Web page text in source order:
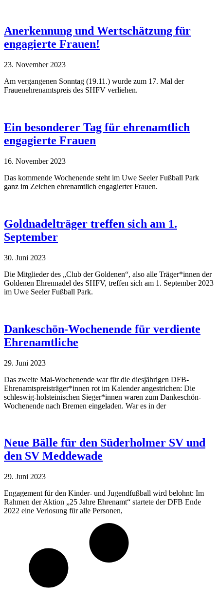
Anerkennung und Wertschätzung für
engagierte Frauen!
23. November 2023
Am vergangenen Sonntag (19.11.) wurde zum 17. Mal der
Frauenehrenamtspreis des SHFV verliehen.
Ein besonderer Tag für ehrenamtlich
engagierte Frauen
16. November 2023
Das kommende Wochenende steht im Uwe Seeler Fußball Park
ganz im Zeichen ehrenamtlich engagierter Frauen.
Goldnadelträger treffen sich am 1.
September
30. Juni 2023
Die Mitglieder des „Club der Goldenen“, also alle Träger*innen der
Goldenen Ehrennadel des SHFV, treffen sich am 1. September 2023
im Uwe Seeler Fußball Park.
Dankeschön-Wochenende für verdiente
Ehrenamtliche
29. Juni 2023
Das zweite Mai-Wochenende war für die diesjährigen DFB-
Ehrenamtspreisträger*innen rot im Kalender angestrichen: Die
schleswig-holsteinischen Sieger*innen waren zum Dankeschön-
Wochenende nach Bremen eingeladen. War es in der
Neue Bälle für den Süderholmer SV und
den SV Meddewade
29. Juni 2023
Engagement für den Kinder- und Jugendfußball wird belohnt: Im
Rahmen der Aktion „25 Jahre Ehrenamt“ startete der DFB Ende
2022 eine Verlosung für alle Personen,